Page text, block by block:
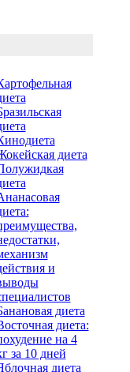
диета
и
диета
диета:
на 4
за 10 дней
диета